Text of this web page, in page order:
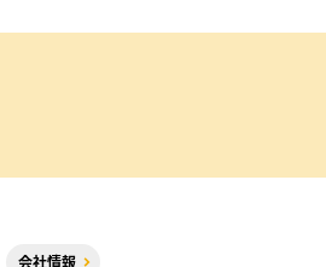
会社情報